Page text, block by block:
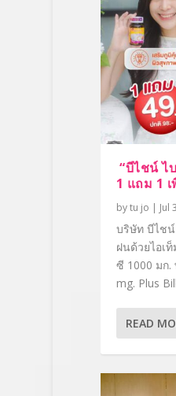
“บีไชน์ ไ
1 แถม 1
bytu jo | Jul
บริษัท บีไช
ฝนด้วยไอเ
ซี 1000 มก.
mg. Plus
READ